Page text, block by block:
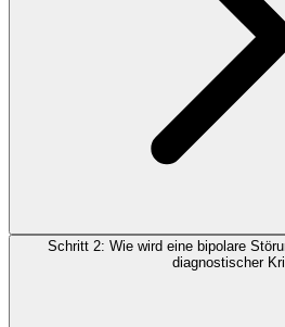
Schritt 2: Wie wird eine bipolare
diagnostischer